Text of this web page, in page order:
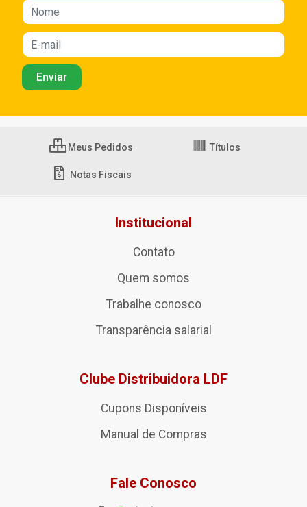
Meus Pedidos Títulos
Notas Fiscais
Institucional
Contato
Quem somos
Trabalhe conosco
Transparência salarial
Clube Distribuidora LDF
Cupons Disponíveis
Manual de Compras
Fale Conosco